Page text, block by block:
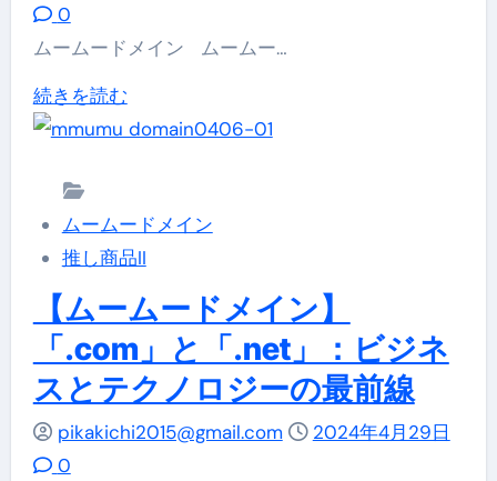
ム
ム
ー
イ
が
し
っ
か
り
0
ムームードメイン ムームー…
続きを読むム
ー
ド
メ
イ
ン
「4/30
最
終
ムームードメイン
推し商品II
【ムームードメイン】
「.com」と「.net」：ビジネ
スとテクノロジーの最前線
pikakichi2015@gmail.com
2024年4月29日
0